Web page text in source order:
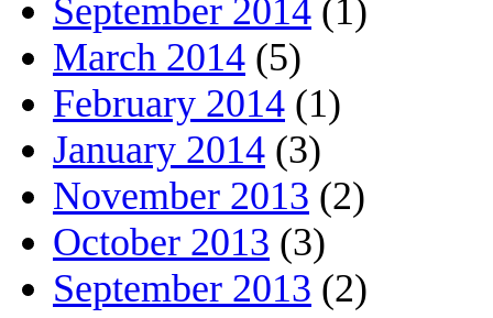
September 2014 (1)
March 2014 (5)
February 2014 (1)
January 2014 (3)
November 2013 (2)
October 2013 (3)
September 2013 (2)